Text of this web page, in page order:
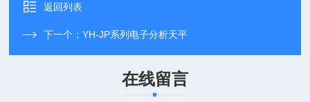
返回列表
下一个：YH-JP系列电子分析天平
在线留言